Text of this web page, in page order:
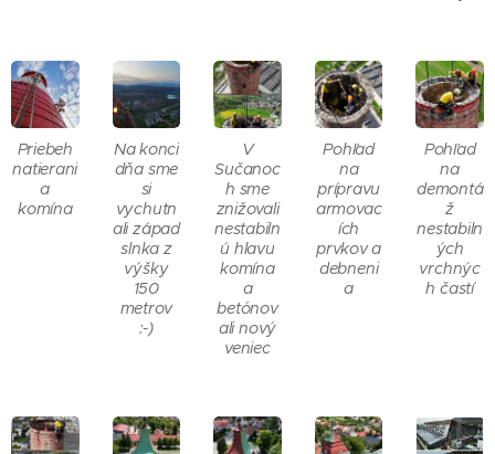
Priebeh
natierani
a
komína
Na konci
dňa sme
si
vychutn
ali západ
slnka z
výšky
150
metrov
:-)
V
Sučanoc
h sme
znižovali
nestabiln
ú hlavu
komína
a
betónov
ali nový
veniec
Pohľad
na
prípravu
armovac
ích
prvkov a
debneni
a
Pohľad
na
demontá
ž
nestabiln
ých
vrchnýc
h častí